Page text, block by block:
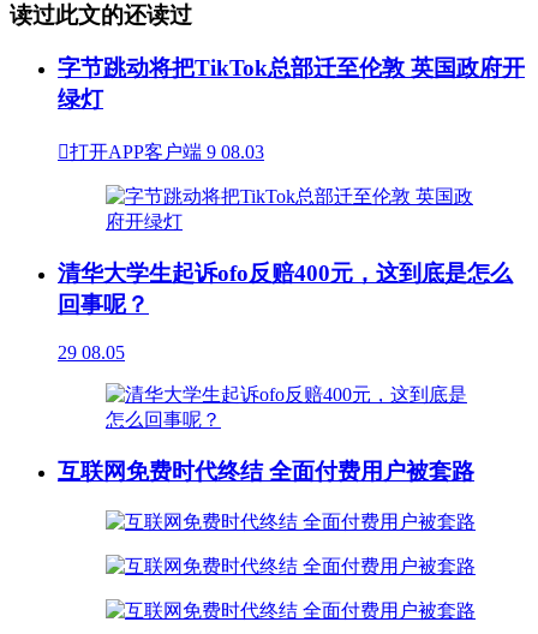
读过此文的还读过
字节跳动将把TikTok总部迁至伦敦 英国政府开
绿灯
打开APP客户端 9 08.03
清华大学生起诉ofo反赔400元，这到底是怎么
回事呢？
29 08.05
互联网免费时代终结 全面付费用户被套路